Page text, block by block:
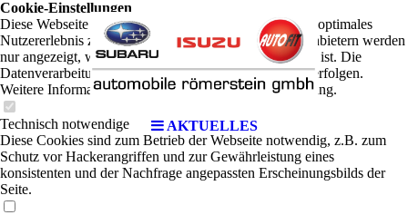
AKTUELLES
Cookie-Einstellungen
Diese Webseite verwendet Cookies, um Besuchern ein optimales
Nutzererlebnis zu bieten. Bestimmte Inhalte von Drittanbietern werden
nur angezeigt, wenn die entsprechende Option aktiviert ist. Die
Datenverarbeitung kann dann auch in einem Drittland erfolgen.
Weitere Informationen hierzu in der Datenschutzerklärung.
Technisch notwendige
Diese Cookies sind zum Betrieb der Webseite notwendig, z.B. zum
Schutz vor Hackerangriffen und zur Gewährleistung eines
konsistenten und der Nachfrage angepassten Erscheinungsbilds der
Seite.